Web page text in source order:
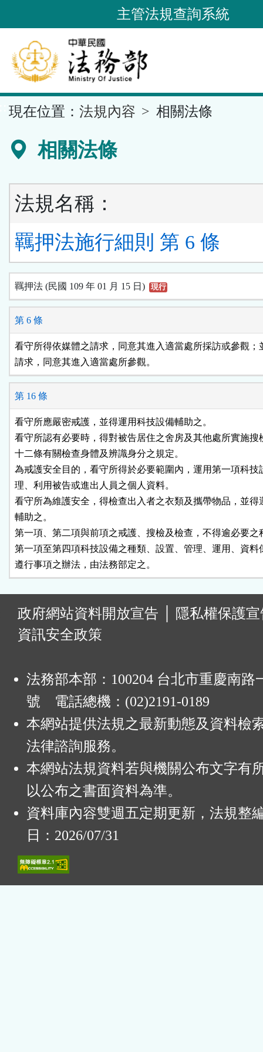
到
要
內
容
區
主管法規查詢系統
現在位置： 法規內容 相關法條
相關法條
法規名稱：
羈押法施行細則 第 6 條
羈押法 (民國 109 年 01 月 15 日) 現行
第 6 條
看守所得依媒體之請求，同意其進入適當處所採訪或參觀；
請求，同意其進入適當處所參觀。
第 16 條
看守所應嚴密戒護，並得運用科技設備輔助之。
看守所認有必要時，得對被告居住之舍房及其他處所實施搜
十二條有關檢查身體及辨識身分之規定。
為戒護安全目的，看守所得於必要範圍內，運用第一項科技
理、利用被告或進出人員之個人資料。
看守所為維護安全，得檢查出入者之衣類及攜帶物品，並得
輔助之。
第一項、第二項與前項之戒護、搜檢及檢查，不得逾必要之
第一項至第四項科技設備之種類、設置、管理、運用、資料
遵行事項之辦法，由法務部定之。
政府網站資料開放宣告
隱私權保護
資訊安全政策
法務部本部：100204 台北市重慶南路
號 電話總機：(02)2191-0189
本網站提供法規之最新動態及資料檢
法律諮詢服務。
本網站法規資料若與機關公布文字有
以公布之書面資料為準。
資料庫內容雙週五定期更新，法規整
日：2026/07/31